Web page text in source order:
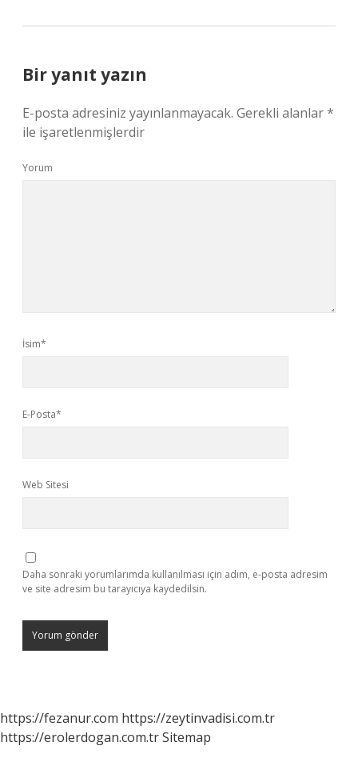
Bir yanıt yazın
E-posta adresiniz yayınlanmayacak. Gerekli alanlar*
ile işaretlenmişlerdir
Yorum
İsim*
E-Posta*
Web Sitesi
Daha sonraki yorumlarımda kullanılması için adım, e-posta adresim
ve site adresim bu tarayıcıya kaydedilsin.
https://fezanur.com https://zeytinvadisi.com.tr
https://erolerdogan.com.trSitemap